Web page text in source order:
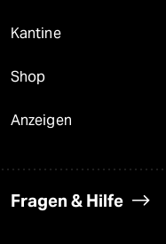
Kantine
Shop
Anzeigen
Fragen & Hilfe